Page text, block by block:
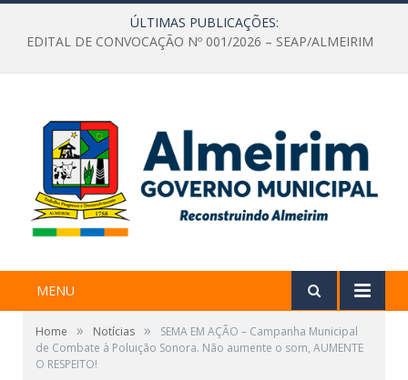
ÚLTIMAS PUBLICAÇÕES:
EDITAL DE CONVOCAÇÃO Nº 001/2026 – SEAP/ALMEIRIM
MENU
Home » Notícias »
SEMA EM AÇÃO – Campanha Municipal
de Combate à Poluição Sonora. Não aumente o som, AUMENTE
O RESPEITO!